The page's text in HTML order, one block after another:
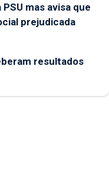
mas avisa que
prejudicada
resultados